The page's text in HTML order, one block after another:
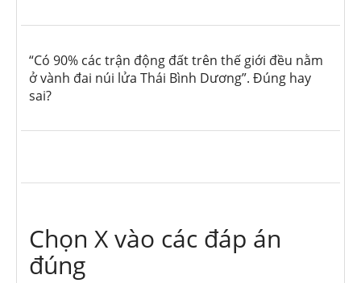
“Có 90% các trận động đất trên thế giới đều nằm
ở vành đai núi lửa Thái Bình Dương”. Đúng hay
sai?
Chọn X vào các đáp án
đúng